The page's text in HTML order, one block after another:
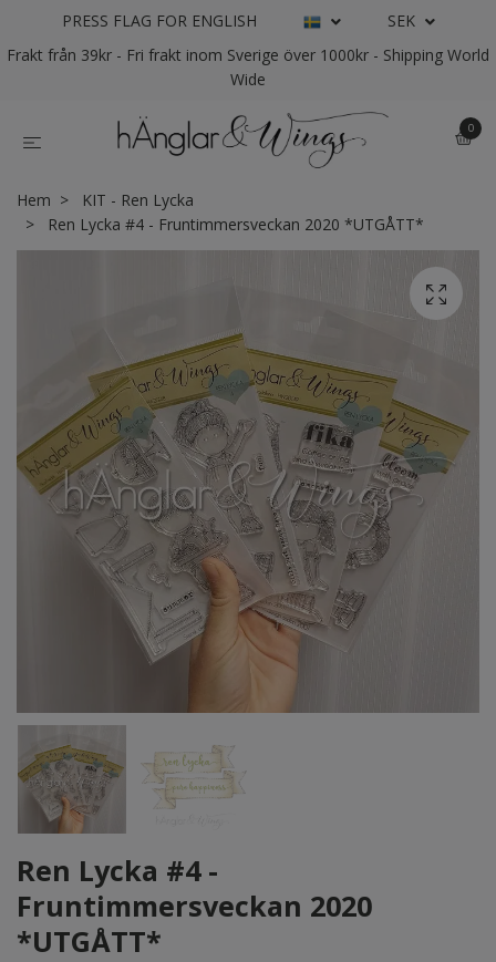
PRESS FLAG FOR ENGLISH
SEK
Frakt från 39kr - Fri frakt inom Sverige över 1000kr - Shipping World
Wide
0
Hem
KIT - Ren Lycka
Ren Lycka #4 - Fruntimmersveckan 2020 *UTGÅTT*
Ren Lycka #4 -
Fruntimmersveckan 2020
*UTGÅTT*